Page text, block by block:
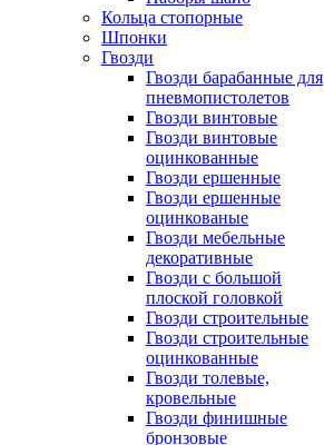
Кольца стопорные
Шпонки
Гвозди
Гвозди барабанные для
пневмопистолетов
Гвозди винтовые
Гвозди винтовые
оцинкованные
Гвозди ершенные
Гвозди ершенные
оцинкованые
Гвозди мебельные
декоративные
Гвозди с большой
плоской головкой
Гвозди строительные
Гвозди строительные
оцинкованные
Гвозди толевые,
кровельные
Гвозди финишные
бронзовые